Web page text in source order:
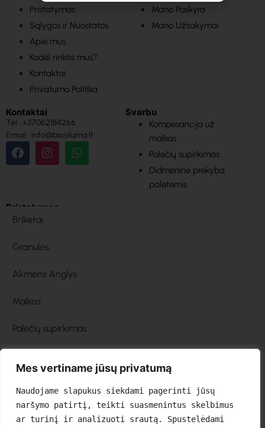
Mes vertiname jūsų privatumą
Naudojame slapukus siekdami pagerinti jūsų
naršymo patirtį, teikti suasmenintus skelbimus
ar turinį ir analizuoti srautą. Spustelėdami
Pristatymas
Sąlygos ir Nuostatos
Apie mus
Kodėl rinktis mus?
Kontaktai
Privatumo Politika
Mano Paskyra
Mano Užsakymai
Kontaktai
Tel : +37062184266
Email : info@biosiluma.lt
Svarbu
Kompesancija už
malkas
Palečių supirkimas
Didmeninė prekyba
paletėmis
Pristatymas
Briketai
Granulės
Akmens Anglys
Malkos
Palečių supirkimas